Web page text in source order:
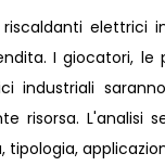
elettrici
I giocatori,
industriali
risorsa. L'analisi
tipologia,